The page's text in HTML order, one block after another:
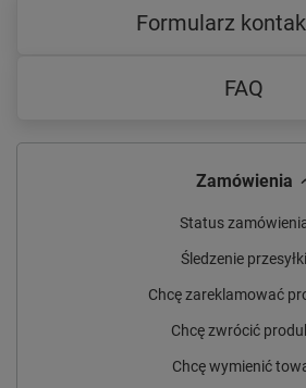
Formularz
FAQ
Zamówienia
Status
Śledzenie przesyłki
Chcę zareklamować
Chcę zwrócić
Chcę wymienić